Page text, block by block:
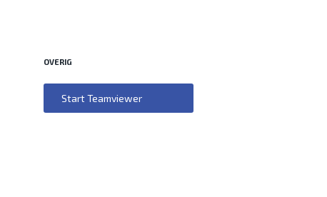
OVERIG
Start Teamviewer